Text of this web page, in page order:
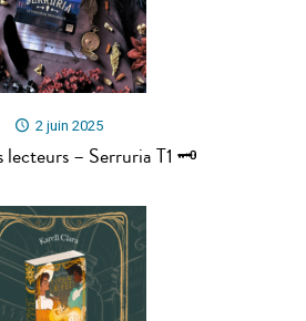
2 juin 2025
lecteurs – Serruria T1 🗝